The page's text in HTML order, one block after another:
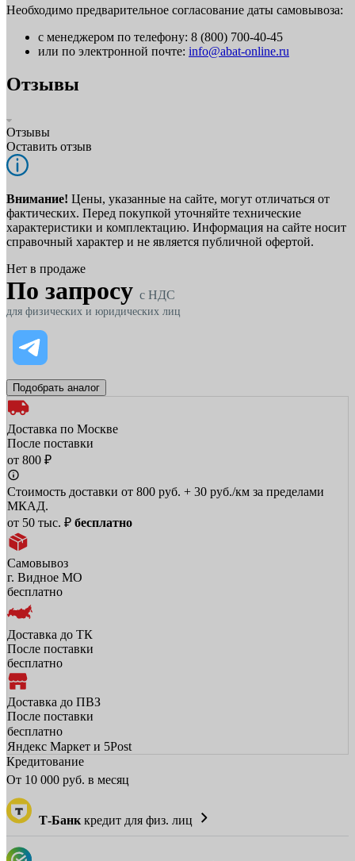
Необходимо предварительное согласование даты самовывоза:
с менеджером по телефону: 8 (800) 700-40-45
или по электронной почте: info@abat-online.ru
Отзывы
Отзывы
Оставить отзыв
Внимание! Цены, указанные на сайте, могут отличаться от
фактических. Перед покупкой уточняйте технические
характеристики и комплектацию. Информация на сайте носит
справочный характер и не является публичной офертой.
Нет в продаже
По запросу c НДС
для физических и юридических лиц
Подобрать аналог
Доставка по Москве
После поставки
от 800 ₽
Стоимость доставки от 800 руб. + 30 руб./км за пределами
МКАД.
от 50 тыс. ₽ бесплатно
Самовывоз
г. Видное МО
бесплатно
Доставка до ТК
После поставки
бесплатно
Доставка до ПВЗ
После поставки
бесплатно
Яндекс Маркет и 5Post
Кредитование
От 10 000 руб. в месяц
Т-Банк кредит для физ. лиц